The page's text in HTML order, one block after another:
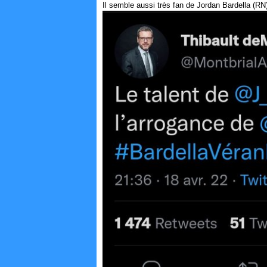
Il semble aussi très fan de Jordan Bardella